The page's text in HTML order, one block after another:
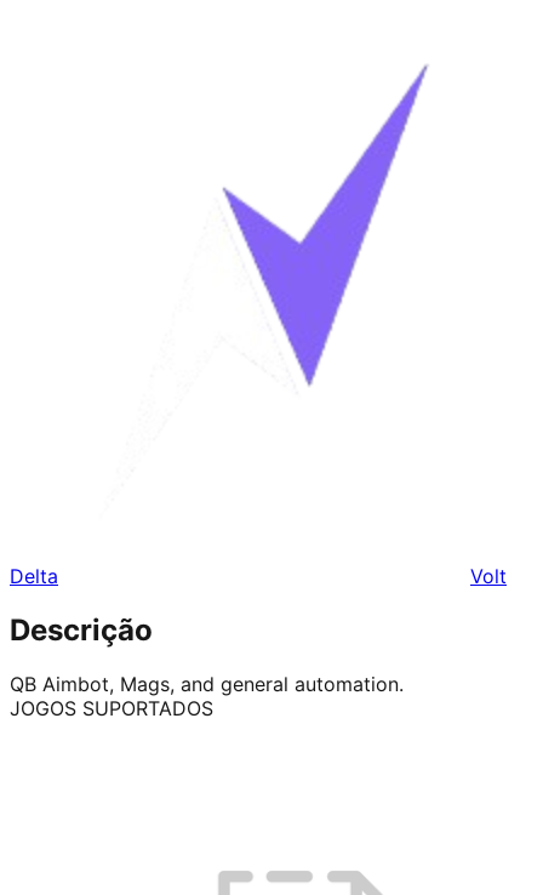
Delta Volt
Descrição
QB Aimbot, Mags, and general automation.
JOGOS SUPORTADOS